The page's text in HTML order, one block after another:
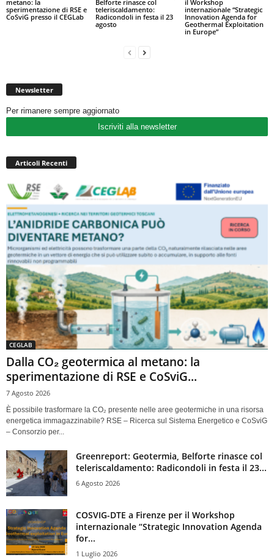
metano: la
sperimentazione di RSE e
CoSviG presso il CEGLab
Belforte rinasce col
teleriscaldamento:
Radicondoli in festa il 23
agosto
il Workshop
internazionale “Strategic
Innovation Agenda for
Geothermal Exploitation
in Europe”
Newsletter
Per rimanere sempre aggiornato
Iscriviti alla newsletter
Articoli Recenti
CEGLAB
Dalla CO₂ geotermica al metano: la
sperimentazione di RSE e CoSviG...
7 Agosto 2026
È possibile trasformare la CO₂ presente nelle aree geotermiche in una risorsa
energetica immagazzinabile? RSE – Ricerca sul Sistema Energetico e CoSviG
– Consorzio per...
Greenreport: Geotermia, Belforte rinasce col
teleriscaldamento: Radicondoli in festa il 23...
6 Agosto 2026
COSVIG-DTE a Firenze per il Workshop
internazionale “Strategic Innovation Agenda
for...
1 Luglio 2026